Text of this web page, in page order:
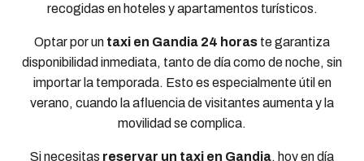
recogidas en hoteles y apartamentos turísticos.
Optar por un taxi en Gandia 24 horas te garantiza
disponibilidad inmediata, tanto de día como de noche, sin
importar la temporada. Esto es especialmente útil en
verano, cuando la afluencia de visitantes aumenta y la
movilidad se complica.
Si necesitas reservar un taxi en Gandia, hoy en día